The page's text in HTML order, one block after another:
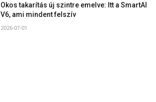
Okos takarítás új szintre emelve: Itt a SmartAI
V6, ami mindent felszív
2026-07-01